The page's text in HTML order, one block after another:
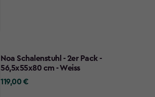
Noa Schalenstuhl - 2er Pack -
56,5x55x80 cm - Weiss
119,00
119,00 €